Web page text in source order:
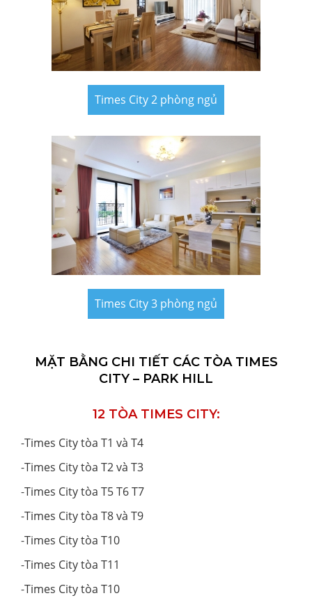
Times City 2 phòng ngủ
Times City 3 phòng ngủ
MẶT BẰNG CHI TIẾT CÁC TÒA TIMES
CITY – PARK HILL
12 TÒA TIMES CITY:
-Times City tòa T1 và T4
-Times City tòa T2 và T3
-Times City tòa T5 T6 T7
-Times City tòa T8 và T9
-Times City tòa T10
-Times City tòa T11
-Times City tòa T10